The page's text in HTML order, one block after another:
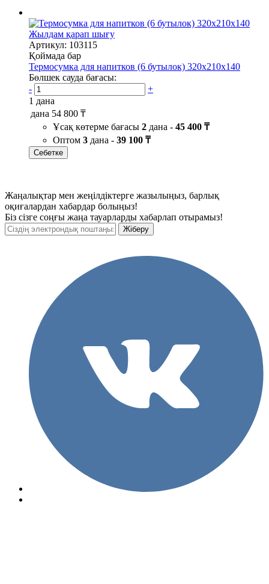
Жылдам қарап шығу
Артикул: 103115
Қоймада бар
Термосумка для напитков (6 бутылок) 320х210х140
Бөлшек сауда бағасы:
-
+
1 дана
дана 54 800 ₸
Ұсақ көтерме бағасы 2 дана - 45 400 ₸
Оптом 3 дана - 39 100 ₸
Себетке
Жаңалықтар мен жеңілдіктерге жазылыңыз, барлық
оқиғалардан хабардар болыңыз!
Біз сізге соңғы жаңа тауарларды хабарлап отырамыз!